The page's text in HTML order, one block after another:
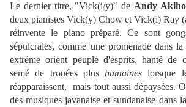
Le dernier titre, "Vick(i/y)" de Andy Akiho
deux pianistes Vick(y) Chow et Vick(i) Ray
réinvente le piano préparé. Ce sont
sépulcrales, comme une promenade dans
extrême orient peuplé d'esprits, hanté de
semé de trouées plus humaines lorsque
réapparaissent, mais tout aussi dépaysées.
des musiques javanaise et sundanaise dans